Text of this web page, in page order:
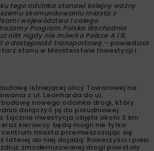
tego odcinka stanowi kolejny ważny
skomunikowaniu miasta z
województwa i całego
Program Polska Wschodnia
nikt nigdy nie mówił o Polsce A i B,
o dostępność transportową – powiedział
stanu w Ministerstwie Inwestycji i
istniejącej ulicy Towarowej na
z ul. Leonharda do ul.
nowego odcinka drogi, który
dołączyć ją do południowej
Łącznie inwestycja objęła około 3 km
kierowcy będą mogli nie tylko
miasta przemieszczając się
łatwiej do niej dojadą. Rowerzyści i piesi
zmodernizowanej drogi powstały